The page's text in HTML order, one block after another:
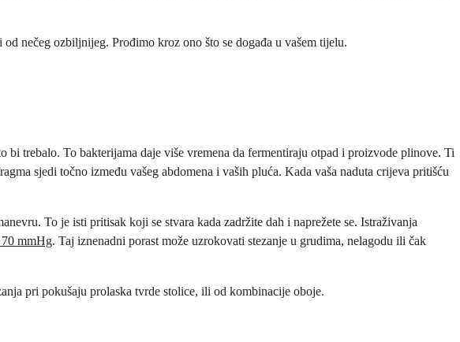
nečeg ozbiljnijeg. Prođimo kroz ono što se događa u vašem tijelu.
bi trebalo. To bakterijama daje više vremena da fermentiraju otpad i proizvode plinove. Ti
sjedi točno između vašeg abdomena i vaših pluća. Kada vaša naduta crijeva pritišću
To je isti pritisak koji se stvara kada zadržite dah i naprežete se. Istraživanja
mmHg. Taj iznenadni porast može uzrokovati stezanje u grudima, nelagodu ili čak
pri pokušaju prolaska tvrde stolice, ili od kombinacije oboje.